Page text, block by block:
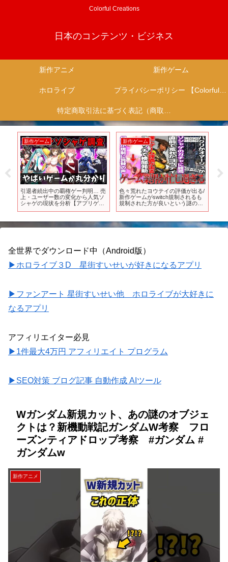
Colorful Creations
日本のコンテンツ・ビジネス
新作アニメ 新作ゲーム
ホロライブ プライバシーポリシー 【Colorful Creation】
特定商取引法に基づく表記（商取引に関する開示）
新作ゲーム
引退者続出中の覇権ゲー判明… 売
上・ユーザー数の変化から人気ソ
シャゲの現状を分析【アプリゲー
【メガニケ】【原神】【スターレ
イル】
新作ゲーム
色々荒れたヨウテイの評価が出る/
新作ゲームがswitch規制されるも
規制された方が良いという謎の現
がガチャ無しでソシャゲ界隈どう
なる
全世界でダウンロード中（Android版）
▶ホロライブ３D 星街すいせいが好きになるアプリ
▶ファンアート 星街すいせい他 ホロライブが大好きに
なるアプリ
アフィリエイター必見
▶1件最大4万円 アフィリエイト プログラム
▶SEO対策 ブログ記事 自動作成 AIツール
Wガンダム新規カット、あの謎のオブジェ
クトは？新機動戦記ガンダムW考察 フロ
ーズンティアドロップ考察 #ガンダム #
ガンダムw
新作アニメ